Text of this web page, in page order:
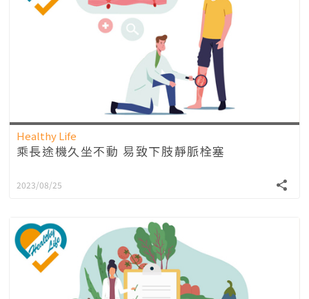
Healthy Life
乘長途機久坐不動 易致下肢靜脈栓塞
2023/08/25